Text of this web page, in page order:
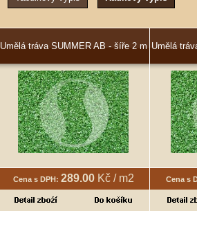
Umělá tráva SUMMER AB - šíře 2 m
Cena s DPH: 289.00Kč / m2
Umělá
Cena s